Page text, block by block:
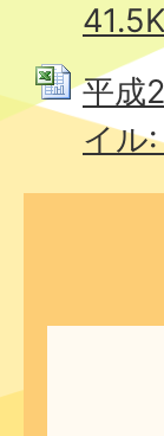
平成
イル